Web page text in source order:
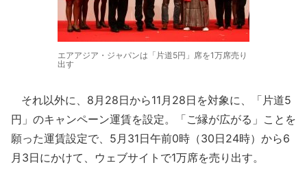
エアアジア・ジャパンは「片道5円」席を1万席売り
出す
それ以外に、8月28日から11月28日を対象に、「片道5
円」のキャンペーン運賃を設定。「ご縁が広がる」ことを
願った運賃設定で、5月31日午前0時（30日24時）から6
月3日にかけて、ウェブサイトで1万席を売り出す。